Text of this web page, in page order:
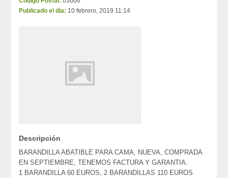
Publicado el dia: 10 febrero, 2019 11:14
Descripción
BARANDILLA ABATIBLE PARA CAMA, NUEVA, COMPRADA
EN SEPTIEMBRE, TENEMOS FACTURA Y GARANTIA.
1 BARANDILLA 60 EUROS, 2 BARANDILLAS 110 EUROS